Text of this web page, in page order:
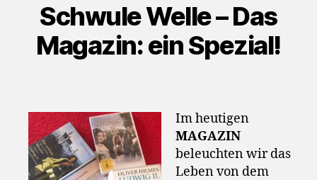
Schwule Welle – Das
Magazin: ein Spezial!
Im heutigen
MAGAZIN
beleuchten wir das
Leben von dem